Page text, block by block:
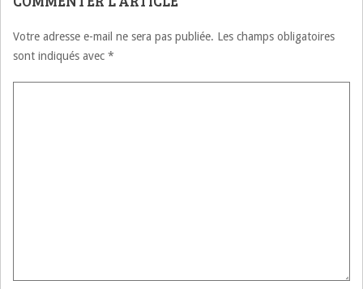
Votre adresse e-mail ne sera pas publiée. Les champs obligatoires
sont indiqués avec *